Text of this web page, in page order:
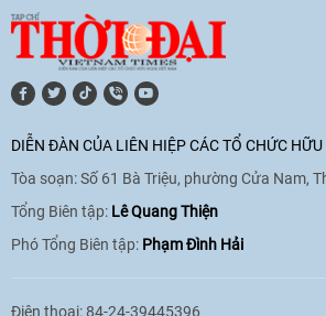
11:10|17/06/2026
hòa bình, hữu nghị
cho Đại sứ Hungary
17:25|13/06/2026
DIỄN ĐÀN CỦA LIÊN HIỆP CÁC TỔ CHỨC
Tòa soạn: Số 61 Bà Triệu, phường Cửa Nam,
Tổng Biên tập: Lê Quang Thiện
Phó Tổng Biên tập: Phạm Đình Hải
Điện thoại: 84-24-39445396